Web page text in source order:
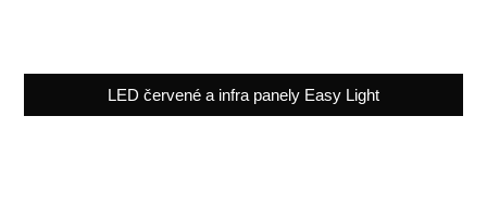
LED červené a infra panely Easy Light